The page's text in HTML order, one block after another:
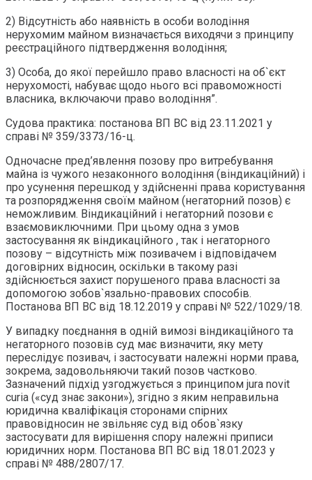
2) Відсутність або наявність в особи володіння
нерухомим майном визначається виходячи з принципу
реєстраційного підтвердження володіння;
3) Особа, до якої перейшло право власності на об`єкт
нерухомості, набуває щодо нього всі правоможності
власника, включаючи право володіння”.
Судова практика: постанова ВП ВС від 23.11.2021 у
справі № 359/3373/16-ц.
Одночасне пред’явлення позову про витребування
майна із чужого незаконного володіння (віндикаційний) і
про усунення перешкод у здійсненні права користування
та розпорядження своїм майном (негаторний позов) є
неможливим. Віндикаційний і негаторний позови є
взаємовиключними. При цьому одна з умов
застосування як віндикаційного , так і негаторного
позову – відсутність між позивачем і відповідачем
договірних відносин, оскільки в такому разі
здійснюється захист порушеного права власності за
допомогою зобов`язально-правових способів.
Постанова ВП ВС від 18.12.2019 у справі № 522/1029/18.
У випадку поєднання в одній вимозі віндикаційного та
негаторного позовів суд має визначити, яку мету
переслідує позивач, і застосувати належні норми права,
зокрема, задовольняючи такий позов частково.
Зазначений підхід узгоджується з принципом jura novit
curia («суд знає закони»), згідно з яким неправильна
юридична кваліфікація сторонами спірних
правовідносин не звільняє суд від обов`язку
застосувати для вирішення спору належні приписи
юридичних норм. Постанова ВП ВС від 18.01.2023 у
справі № 488/2807/17.